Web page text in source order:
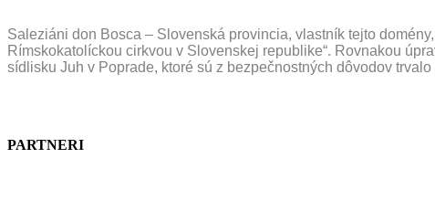
Saleziáni don Bosca – Slovenská provincia, vlastník tejto
Rímskokatolíckou cirkvou v Slovenskej republike“. Rovnakou
sídlisku Juh v Poprade, ktoré sú z bezpečnostných dôvodov
PARTNERI